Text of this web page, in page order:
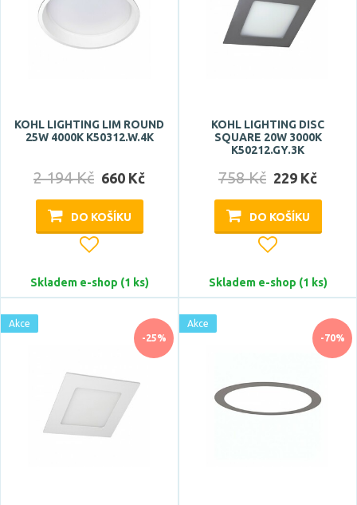
KOHL LIGHTING LIM ROUND
25W 4000K K50312.W.4K
2 194 Kč 660 Kč
DO KOŠÍKU
Skladem e-shop (1 ks)
KOHL LIGHTING DISC
SQUARE 20W 3000K
K50212.GY.3K
758 Kč 229 Kč
DO KOŠÍKU
Skladem e-shop (1 ks)
-25%
Akce
-70%
Akce